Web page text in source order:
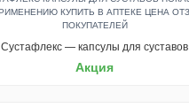
Сустафлекс — капсулы для суставов
Акция